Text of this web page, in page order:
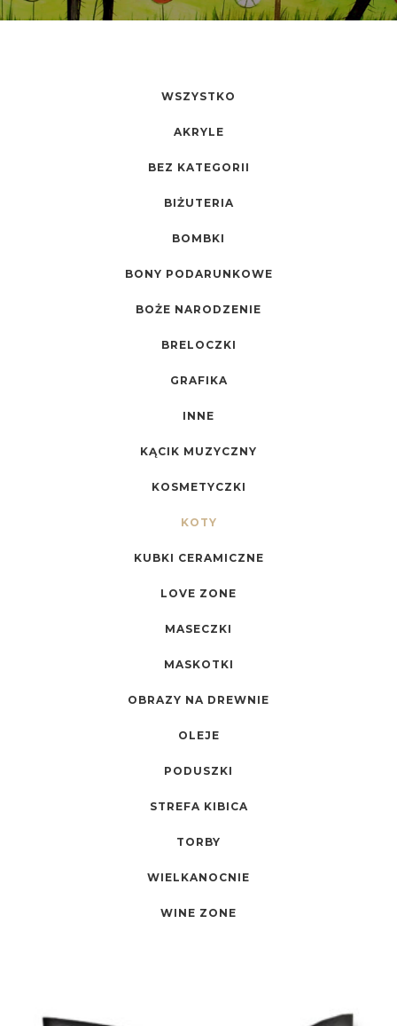
WSZYSTKO
AKRYLE
BEZ KATEGORII
BIŻUTERIA
BOMBKI
BONY PODARUNKOWE
BOŻE NARODZENIE
BRELOCZKI
GRAFIKA
INNE
KĄCIK MUZYCZNY
KOSMETYCZKI
KOTY
KUBKI CERAMICZNE
LOVE ZONE
MASECZKI
MASKOTKI
OBRAZY NA DREWNIE
OLEJE
PODUSZKI
STREFA KIBICA
TORBY
WIELKANOCNIE
WINE ZONE